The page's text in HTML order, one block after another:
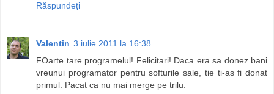
Răspundeți
Valentin 3 iulie 2011 la 16:38
FOarte tare programelul! Felicitari! Daca era sa donez bani
vreunui programator pentru softurile sale, tie ti-as fi donat
primul. Pacat ca nu mai merge pe trilu.